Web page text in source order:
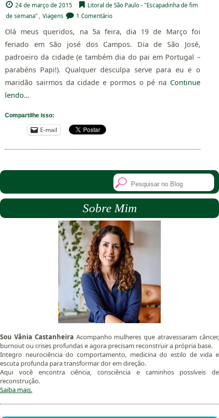
24 de março de 2015
Litoral de São Paulo - "Escapadinha de fim
de semana" , Viagens 1 Comentário
Olá meus queridos, na 5a feira, dia 19 de Março foi
feriado em São josé dos Campos. Dia de São José,
padroeiro da cidade (e também dia do pai em Portugal –
parabéns Papi!). Qualquer desculpa serve para eu e o
maridão sairmos da cidade e pormos o pé na Continue
lendo…
Compartilhe isso:
E-mail
Sobre Mim
Sou Vânia Castanheira Acompanho mulheres que atravessaram câncer,
burnout ou crises profundas e agora precisam reconstruir a própria base.
Integro neurociência do comportamento, medicina do estilo de vida e
escuta profunda para transformar dor em direção.
Aqui você encontra ciência, consciência e caminhos possíveis de
reconstrução.
Saiba mais.